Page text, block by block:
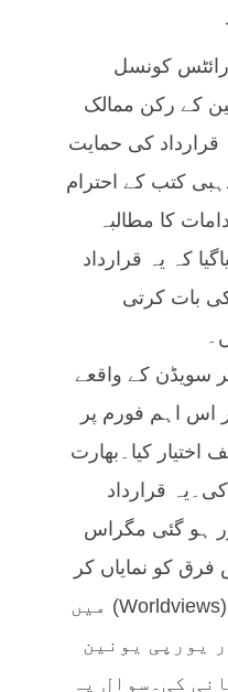
کونسل
کے رکن ممالک
قرارداد کی حمایت
کتب کے احترام
کا مطالبہ
کہ یہ قرارداد
بات کرتی
سویڈن کے واقعے
اہم فورم پر
اختیار کیا۔بھارت
قرارداد
ہو گئی مگراس
کو نمایاں کر
دیا جو دو نظام ہائے حیات(Worldviews) میں
یورپی یونین
کی۔سوال یہ